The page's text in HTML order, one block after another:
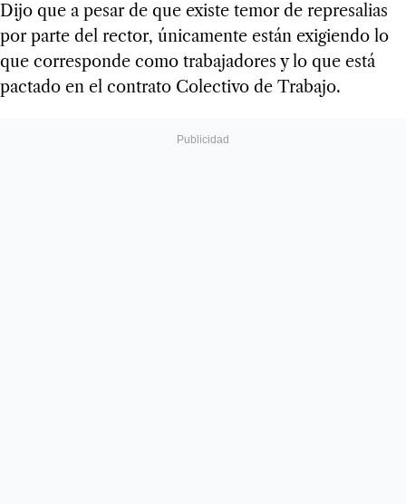
Dijo que a pesar de que existe temor de represalias
por parte del rector, únicamente están exigiendo lo
que corresponde como trabajadores y lo que está
pactado en el contrato Colectivo de Trabajo.